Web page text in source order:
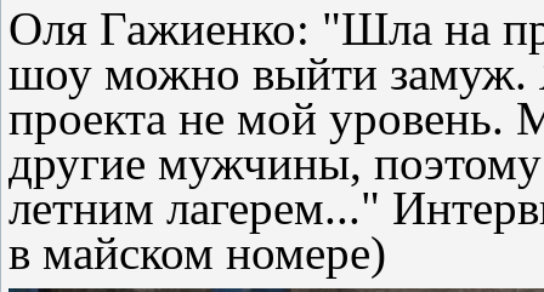
Оля Гажиенко: "Шла на
шоу можно выйти замуж.
проекта не мой уровень.
другие мужчины, поэтому
летним лагерем..."
в майском номере)